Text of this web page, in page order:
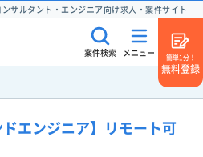
サルタント・エンジニア向け求人・案件サイト
案件検索 メニュー
簡単1分！
無料登録
エンジニア】リモート可